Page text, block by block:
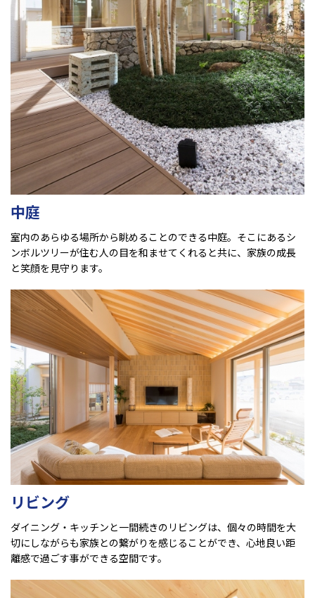
中庭
室内のあらゆる場所から眺めることのできる中庭。そこにあるシ
ンボルツリーが住む人の目を和ませてくれると共に、家族の成長
と笑顔を見守ります。
リビング
ダイニング・キッチンと一間続きのリビングは、個々の時間を大
切にしながらも家族との繋がりを感じることができ、心地良い距
離感で過ごす事ができる空間です。